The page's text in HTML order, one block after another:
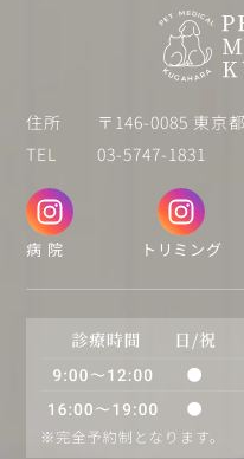
住所
〒146-0085 東京
TEL
03-5747-1831
病 院 トリミング